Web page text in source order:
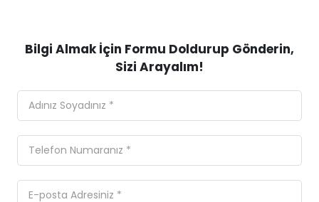
Bilgi Almak İçin Formu Doldurup Gönderin,
Sizi Arayalım!